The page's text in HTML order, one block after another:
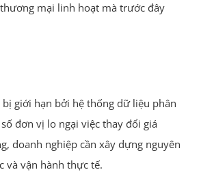
mại linh hoạt mà trước đây
giới hạn bởi hệ thống dữ liệu phân
đơn vị lo ngại việc thay đổi giá
doanh nghiệp cần xây dựng nguyên
và vận hành thực tế.